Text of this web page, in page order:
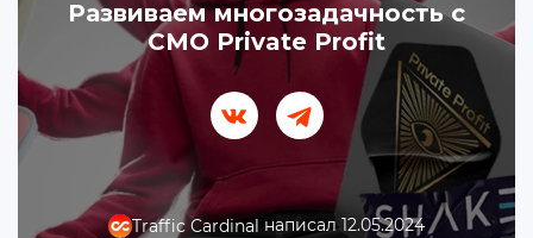
Traffic Cardinal написал 12.05.2024
Развиваем многозадачность с
CMO Private Profit